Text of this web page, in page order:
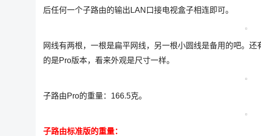
后任何一个子路由的输出LAN口接电视盒子相连即可。
网线有两根，一根是扁平网线，另一根小圆线是备用的吧。
的是Pro版本，看来外观是尺寸一样。
子路由Pro的重量：166.5克。
子路由标准版的重量：